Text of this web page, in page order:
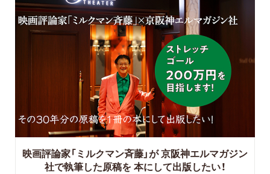
映画評論家「ミルクマン斉藤」が 京阪神エルマガジン
社で執筆した原稿を 本にして出版したい！